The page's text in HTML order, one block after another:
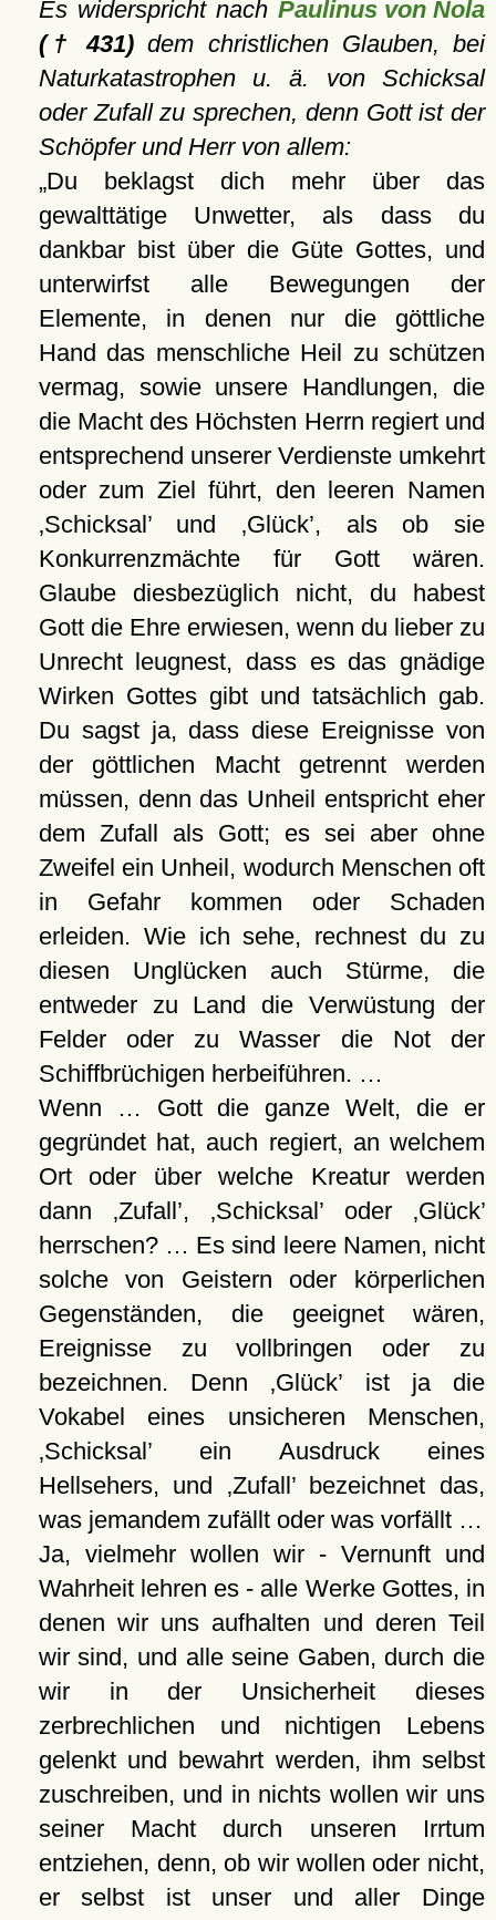
Es widerspricht nach Paulinus von Nola
(† 431) dem christlichen Glauben, bei
Naturkatastrophen u. ä. von Schicksal
oder Zufall zu sprechen, denn Gott ist der
Schöpfer und Herr von allem:
Du beklagst dich mehr über das
gewalttätige Unwetter, als dass du
dankbar bist über die Güte Gottes, und
unterwirfst alle Bewegungen der
Elemente, in denen nur die göttliche
Hand das menschliche Heil zu schützen
vermag, sowie unsere Handlungen, die
die Macht des Höchsten Herrn regiert und
entsprechend unserer Verdienste umkehrt
oder zum Ziel führt, den leeren Namen
Schicksalund Glück , als ob sie
Konkurrenzmächte für Gott wären.
Glaube diesbezüglich nicht, du habest
Gott die Ehre erwiesen, wenn du lieber zu
Unrecht leugnest, dass es das gnädige
Wirken Gottes gibt und tatsächlich gab.
Du sagst ja, dass diese Ereignisse von
der göttlichen Macht getrennt werden
müssen, denn das Unheil entspricht eher
dem Zufall als Gott; es sei aber ohne
Zweifel ein Unheil, wodurch Menschen oft
in Gefahr kommen oder Schaden
erleiden. Wie ich sehe, rechnest du zu
diesen Unglücken auch Stürme, die
entweder zu Land die Verwüstung der
Felder oder zu Wasser die Not der
Schiffbrüchigen herbeiführen. …
Wenn … Gott die ganze Welt, die er
gegründet hat, auch regiert, an welchem
Ort oder über welche Kreatur werden
dann
Zufall , Schicksaloder
Glück
herrschen? … Es sind leere Namen, nicht
solche von Geistern oder körperlichen
Gegenständen, die geeignet wären,
Ereignisse zu vollbringen oder zu
bezeichnen. Denn
Glück
ist ja die
Vokabel eines unsicheren Menschen,
Schicksalein Ausdruck eines
Hellsehers, und
Zufallbezeichnet das,
was jemandem zufällt oder was vorfällt …
Ja, vielmehr wollen wir - Vernunft und
Wahrheit lehren es - alle Werke Gottes, in
denen wir uns aufhalten und deren Teil
wir sind, und alle seine Gaben, durch die
wir in der Unsicherheit dieses
zerbrechlichen und nichtigen Lebens
gelenkt und bewahrt werden, ihm selbst
zuschreiben, und in nichts wollen wir uns
seiner Macht durch unseren Irrtum
entziehen, denn, ob wir wollen oder nicht,
er selbst ist unser und aller Dinge